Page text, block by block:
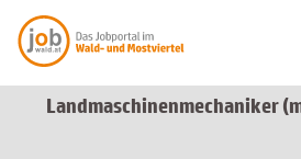
Landmaschinenmechaniker